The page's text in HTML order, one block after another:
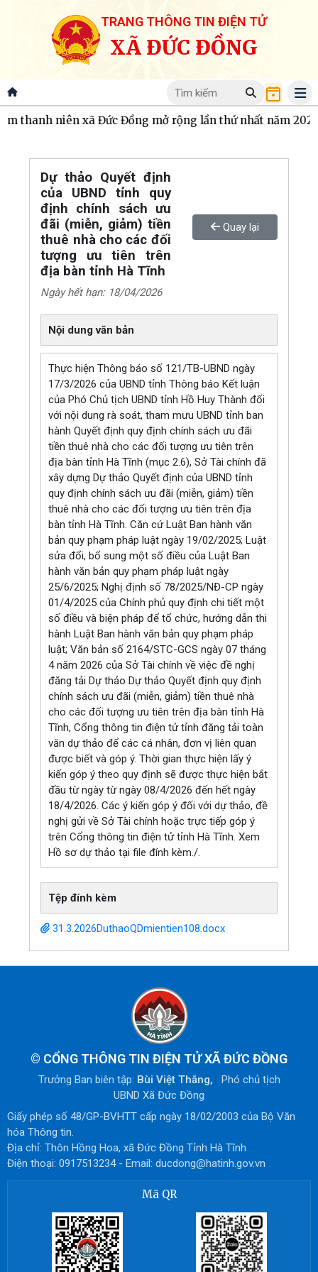
TRANG THÔNG TIN ĐIỆN TỬ
XÃ ĐỨC ĐỒNG
thanh niên xã Đức Đồng mở rộng lần thứ nhất năm 2026.
Dự thảo Quyết định
của UBND tỉnh quy
định chính sách ưu
đãi (miễn, giảm) tiền
thuê nhà cho các đối
tượng ưu tiên trên
địa bàn tỉnh Hà Tĩnh
Quay lại
Ngày hết hạn: 18/04/2026
Nội dung văn bản
Thực hiện Thông báo số 121/TB-UBND ngày
17/3/2026 của UBND tỉnh Thông báo Kết luận
của Phó Chủ tịch UBND tỉnh Hồ Huy Thành đối
với nội dung rà soát, tham mưu UBND tỉnh ban
hành Quyết định quy định chính sách ưu đãi
tiền thuê nhà cho các đối tượng ưu tiên trên
địa bàn tỉnh Hà Tĩnh (mục 2.6), Sở Tài chính đã
xây dựng Dự thảo Quyết định của UBND tỉnh
quy định chính sách ưu đãi (miễn, giảm) tiền
thuê nhà cho các đối tượng ưu tiên trên địa
bàn tỉnh Hà Tĩnh. Căn cứ Luật Ban hành văn
bản quy phạm pháp luật ngày 19/02/2025; Luật
sửa đổi, bổ sung một số điều của Luật Ban
hành văn bản quy phạm pháp luật ngày
25/6/2025; Nghị định số 78/2025/NĐ-CP ngày
01/4/2025 của Chính phủ quy định chi tiết một
số điều và biện pháp để tổ chức, hướng dẫn thi
hành Luật Ban hành văn bản quy phạm pháp
luật; Văn bản số 2164/STC-GCS ngày 07 tháng
4 năm 2026 của Sở Tài chính về việc đề nghị
đăng tải Dự thảo Dự thảo Quyết định quy định
chính sách ưu đãi (miễn, giảm) tiền thuê nhà
cho các đối tượng ưu tiên trên địa bàn tỉnh Hà
Tĩnh, Cổng thông tin điện tử tỉnh đăng tải toàn
văn dự thảo để các cá nhân, đơn vị liên quan
được biết và góp ý. Thời gian thực hiện lấy ý
kiến góp ý theo quy định sẽ được thực hiện bắt
đầu từ ngày từ ngày 08/4/2026 đến hết ngày
18/4/2026. Các ý kiến góp ý đối với dự thảo, đề
nghị gửi về Sở Tài chính hoặc trực tiếp góp ý
trên Cổng thông tin điện tử tỉnh Hà Tĩnh. Xem
Hồ sơ dự thảo tại file đính kèm./.
Tệp đính kèm
31.3.2026DuthaoQDmientien108.docx
© CỔNG THÔNG TIN ĐIỆN TỬ XÃ ĐỨC ĐỒNG
Trưởng Ban biên tập: Bùi Việt Thắng, Phó chủ tịch
UBND Xã Đức Đồng
Giấy phép số 48/GP-BVHTT cấp ngày 18/02/2003 của Bộ Văn
hóa Thông tin.
Địa chỉ: Thôn Hồng Hoa, xã Đức Đồng Tỉnh Hà Tĩnh
Điện thoại: 0917513234 - Email: ducdong@hatinh.gov.vn
Mã QR